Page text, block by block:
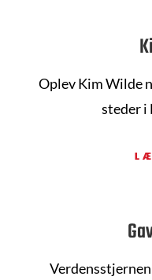
Oplev Kim Wilde
steder i